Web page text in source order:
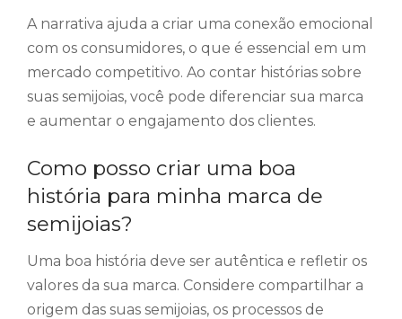
A narrativa ajuda a criar uma conexão emocional
com os consumidores, o que é essencial em um
mercado competitivo. Ao contar histórias sobre
suas semijoias, você pode diferenciar sua marca
e aumentar o engajamento dos clientes.
Como posso criar uma boa
história para minha marca de
semijoias?
Uma boa história deve ser autêntica e refletir os
valores da sua marca. Considere compartilhar a
origem das suas semijoias, os processos de